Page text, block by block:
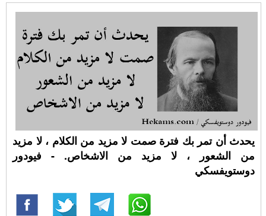
يحدث أن تمر بك فترة صمت لا مزيد من الكلام ، لا مزيد
من الشعور ، لا مزيد من الاشخاص. - فيودور
دوستويفسكي